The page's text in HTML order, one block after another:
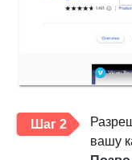
Шаг 2
вашу